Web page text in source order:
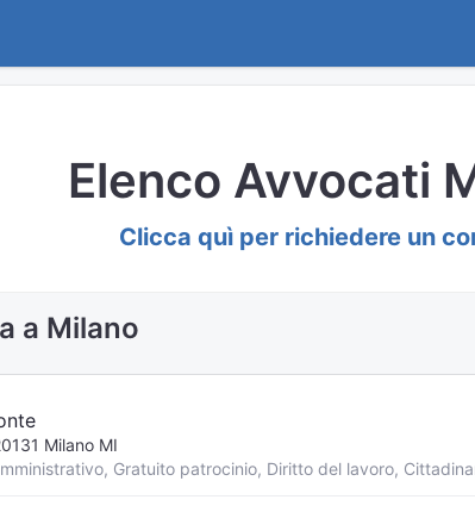
Elenco Avvocati
Clicca quì per richiedere un
a Milano
Milano MI